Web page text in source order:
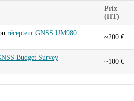
Prix
(HT)
récepteur GNSS UM980
~200 €
Budget Survey
~100 €